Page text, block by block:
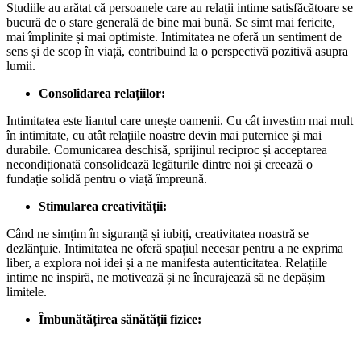
Studiile au arătat că persoanele care au relații intime satisfăcătoare se
bucură de o stare generală de bine mai bună. Se simt mai fericite,
mai împlinite și mai optimiste. Intimitatea ne oferă un sentiment de
sens și de scop în viață, contribuind la o perspectivă pozitivă asupra
lumii.
Consolidarea relațiilor:
Intimitatea este liantul care unește oamenii. Cu cât investim mai mult
în intimitate, cu atât relațiile noastre devin mai puternice și mai
durabile. Comunicarea deschisă, sprijinul reciproc și acceptarea
necondiționată consolidează legăturile dintre noi și creează o
fundație solidă pentru o viață împreună.
Stimularea creativității:
Când ne simțim în siguranță și iubiți, creativitatea noastră se
dezlănțuie. Intimitatea ne oferă spațiul necesar pentru a ne exprima
liber, a explora noi idei și a ne manifesta autenticitatea. Relațiile
intime ne inspiră, ne motivează și ne încurajează să ne depășim
limitele.
Îmbunătățirea sănătății fizice: